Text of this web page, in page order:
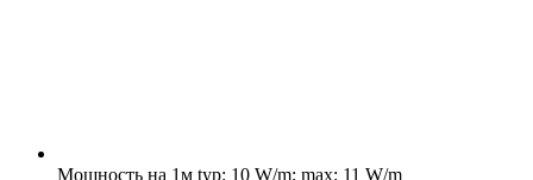
Мощность на 1м typ: 10 W/m; max: 11 W/m